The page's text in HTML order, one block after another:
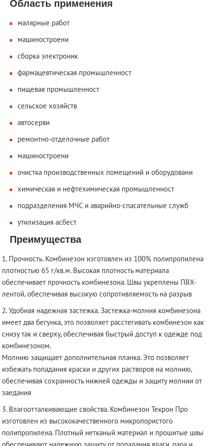
Область применения
малярные работ
машиностроени
сборка электроник
фармацевтическая промышленност
пищевая промышленност
сельское хозяйств
автосерви
ремонтно-отделочные работ
машиностроени
очистка производственных помещений и оборудовани
химическая и нефтехимическая промышленност
подразделения МЧС и аварийно-спасательные служб
утилизация асбест
Преимущества
Прочность. Комбинезон изготовлен из 100% полипропилена
плотностью 65 г/кв.м. Высокая плотность материала
обеспечивает прочность комбинезона. Швы укреплены ПВХ-
лентой, обеспечивая высокую сопротивляемость на разрыв
Удобная надежная застежка. Застежка-молния комбинезона
имеет два бегунка, это позволяет расстегивать комбинезон как
снизу так и сверху, обеспечивая быстрый доступ к одежде под
комбинезоном.
Молнию защищает дополнительная планка. Это позволяет
избежать попадания краски и других растворов на молнию,
обеспечивая сохранность нижней одежды и защиту молнии от
заедания
Влагоотталкивающие свойства. Комбинезон Текрон Про
изготовлен из высококачественного микропористого
полипропилена. Плотный нетканый материал и прошитые швы